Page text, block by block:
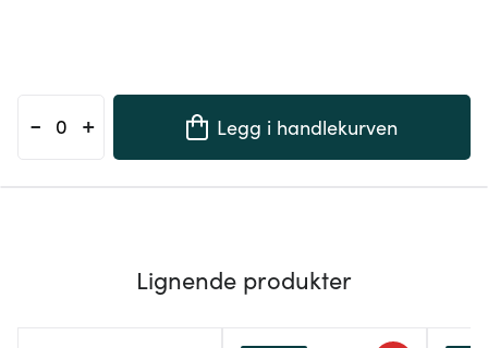
- + Legg i handlekurven
Lignende produkter